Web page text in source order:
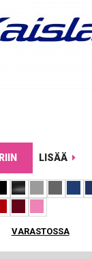
LISÄÄ
VARASTOSSA